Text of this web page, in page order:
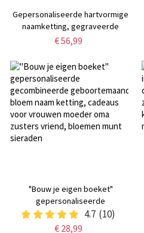
Gepersonaliseerde hartvormige
naamketting, gegraveerde
ketting met naam, dubbele
ketting, cadeau voor
haar/moeder/vrouw
€ 56,99
"Bouw je eigen boeket"
gepersonaliseerde
gecombineerde geboortemaand
bloem naam ketting, cadeaus
4.7 (10)
€ 28,99